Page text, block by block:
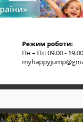
Режим роботи:
Пн – Пт: 09.00 - 19.00